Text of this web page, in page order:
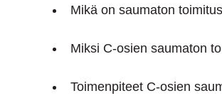
Mikä on saumaton
Miksi C-osien saumaton
Toimenpiteet C-osien